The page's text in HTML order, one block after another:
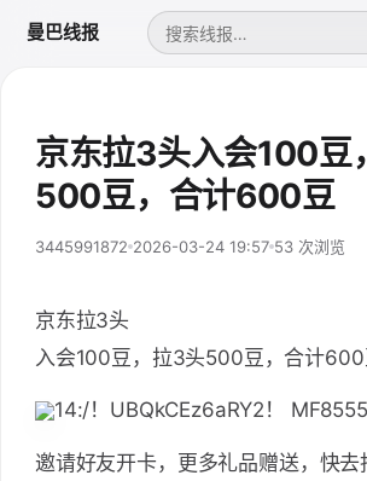
曼巴线报
京东拉3头入会100豆
500豆，合计600豆
3445991872 2026-03-24 19:57 53 次浏览
京东拉3头
入会100豆，拉3头500豆，合计600
14:/！UBQkCEz6aRY2！
邀请好友开卡，更多礼品赠送，快去